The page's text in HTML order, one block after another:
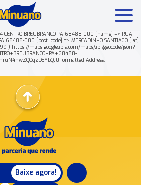
CENTRO BREUBRANCO PA 68488-000 [name] => RUA
PA 68488-000 [post_code] => MERCADINHO SANTIAGO [lat]
) https://maps.googleapis.com/maps/api/geocode/json?
Address:
Baixe agora!
Minuano Rende +